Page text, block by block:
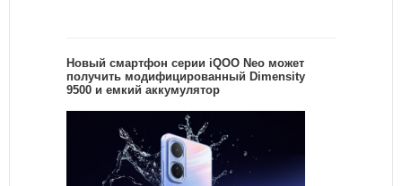
Новый смартфон серии iQOO Neo может
получить модифицированный Dimensity
9500 и емкий аккумулятор